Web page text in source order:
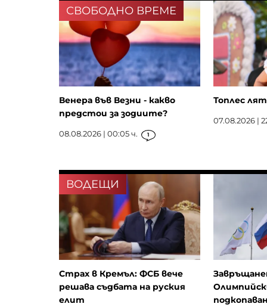
СВОБОДНО ВРЕМЕ
Венера във Везни - какво
предстои за зодиите?
08.08.2026 | 00:05 ч. 1
Топлес
07.08.2026 |
ВОДЕЩИ
Страх в Кремъл: ФСБ вече
решава съдбата на руския
елит